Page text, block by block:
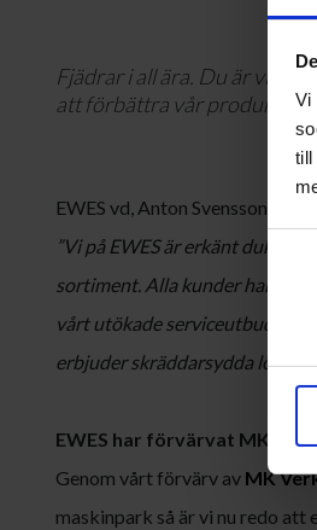
Vi
till
Fjädrar i all ära. Du är
att förbättra vår
EWES vd, Anton Svensson,
”Vi på EWES är erkänt
sortiment. Alla kunder har
vårt utökade serviceutbud, där
erbjuder skräddarsydda
EWES har förvärvat MK
Genom vårt förvärv av MK
maskinpark så är vi nu redo